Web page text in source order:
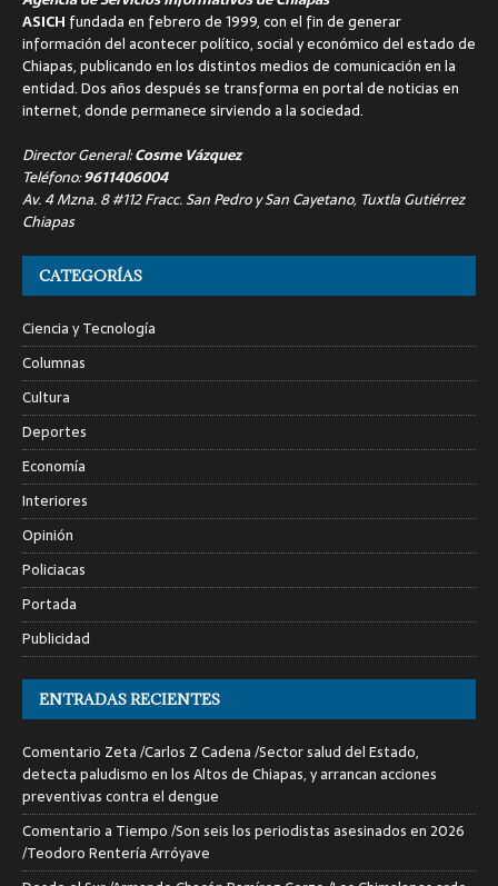
ASICH fundada en febrero de 1999, con el fin de generar
información del acontecer político, social y económico del estado de
Chiapas, publicando en los distintos medios de comunicación en la
entidad. Dos años después se transforma en portal de noticias en
internet, donde permanece sirviendo a la sociedad.
Director General:Cosme Vázquez
Teléfono:9611406004
Av. 4 Mzna. 8 #112 Fracc. San Pedro y San Cayetano, Tuxtla Gutiérrez
Chiapas
CATEGORÍAS
Ciencia y Tecnología
Columnas
Cultura
Deportes
Economía
Interiores
Opinión
Policiacas
Portada
Publicidad
ENTRADAS RECIENTES
Comentario Zeta /Carlos Z Cadena /Sector salud del Estado,
detecta paludismo en los Altos de Chiapas, y arrancan acciones
preventivas contra el dengue
Comentario a Tiempo /Son seis los periodistas asesinados en 2026
/Teodoro Rentería Arróyave